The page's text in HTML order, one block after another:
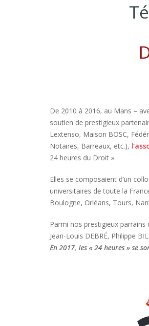
De 2010 à 2016, au Mans –
soutien de prestigieux
Lextenso, Maison BOSC,
Notaires, Barreaux, etc.),
24 heures du Droit ».
Elles se composaient d’un
universitaires de toute la
Boulogne, Orléans, Tours,
Parmi nos prestigieux
Jean-Louis DEBRÉ, Philippe
En 2017, les « 24 heures » se